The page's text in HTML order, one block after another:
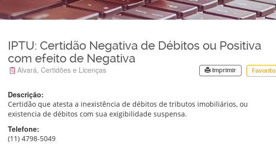
IPTU: Certidão Negativa de Débitos ou Positiva
com efeito de Negativa
Favorito
Imprimir
Alvará, Certidões e Licenças
Descrição:
Certidão que atesta a inexistência de débitos de tributos imobiliários, ou
existencia de débitos com sua exigibilidade suspensa.
Telefone:
(11) 4798-5049